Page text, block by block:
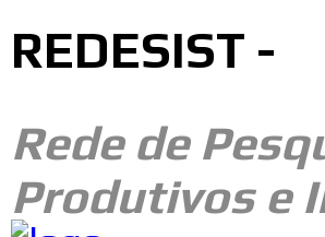
REDESIST -
Rede de
Produtivos e